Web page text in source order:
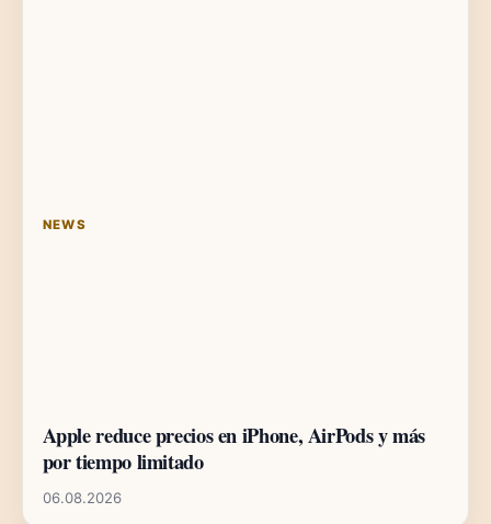
NEWS
Apple reduce precios en iPhone, AirPods y más
por tiempo limitado
06.08.2026